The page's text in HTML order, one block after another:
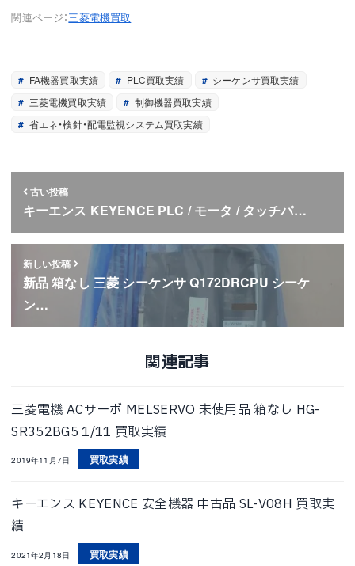
関連ページ：三菱電機買取
FA機器買取実績 PLC買取実績
シーケンサ買取実績
三菱電機買取実績
制御機器買取実績
省エネ・検針・配電監視システム買取実績
古い投稿
キーエンス KEYENCE PLC / モータ / タッチパ…
新しい投稿
新品 箱なし 三菱 シーケンサ Q172DRCPU シーケ
ン…
関連記事
三菱電機 ACサーボ MELSERVO 未使用品 箱なし HG-
SR352BG5 1/11 買取実績
2019年11月7日 買取実績
キーエンス KEYENCE 安全機器 中古品 SL-V08H 買取実
績
2021年2月18日 買取実績